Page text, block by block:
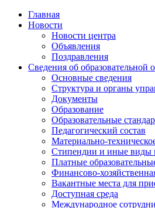
Главная
Новости
Новости центра
Объявления
Поздравления
Сведения об образовательной
Основные сведения
Структура и органы
Документы
Образование
Образовательные
Педагогический состав
Материально-
Стипендии и иные виды
Платные
Финансово-
Вакантные места для
Доступная среда
Международное